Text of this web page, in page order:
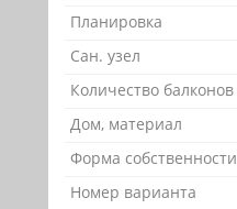
Планировка
Сан. узел
Количество балконов
Дом, материал
Форма собственности
Номер варианта